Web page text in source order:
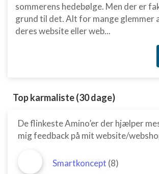
sommerens hedebølge. Men der er
grund til det. Alt for mange glemmer
deres website eller web...
Top karmaliste (30 dage)
De flinkeste Amino’er der hjælper
mig feedback på mit website/
Smartkoncept (8)